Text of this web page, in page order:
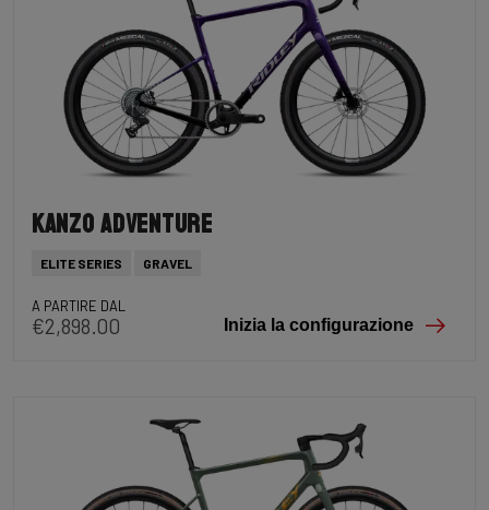
Kanzo Adventure
ELITE SERIES GRAVEL
A PARTIRE DAL
€2,898.00 Inizia la configurazione